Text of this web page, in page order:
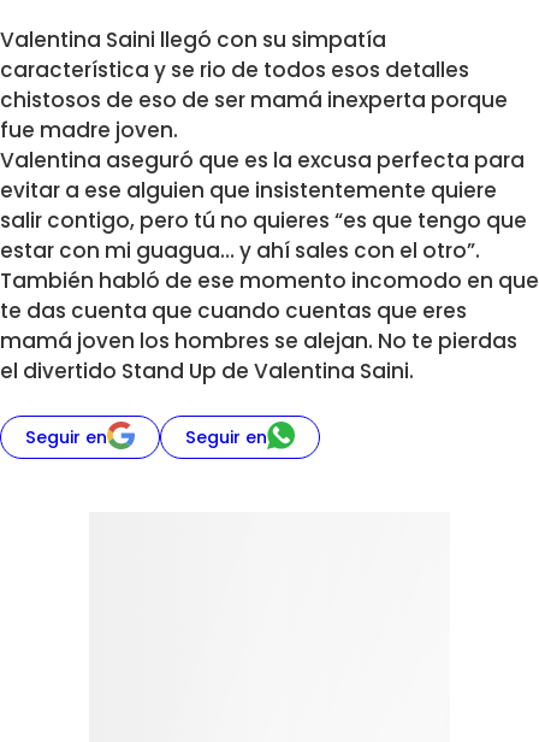
Valentina Saini llegó con su simpatía
característica y se rio de todos esos detalles
chistosos de eso de ser mamá inexperta porque
fue madre joven.
Valentina aseguró que es la excusa perfecta para
evitar a ese alguien que insistentemente quiere
salir contigo, pero tú no quieres “es que tengo que
estar con mi guagua… y ahí sales con el otro”.
También habló de ese momento incomodo en que
te das cuenta que cuando cuentas que eres
mamá joven los hombres se alejan. No te pierdas
el divertido Stand Up de Valentina Saini.
Seguir en Seguir en